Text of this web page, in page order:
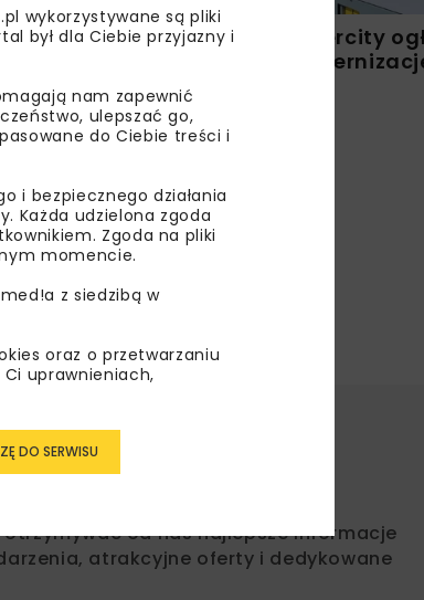
otrzymało ponad 1
PKP Intercity
na
od nas najlepsze informacje
atrakcyjne oferty i dedykowane
wykorzystywane są pliki
był dla Ciebie przyjazny i
nam zapewnić
ulepszać go,
do Ciebie treści i
i bezpiecznego działania
Każda udzielona zgoda
Zgoda na pliki
momencie.
z siedzibą w
oraz o przetwarzaniu
uprawnieniach,
DO SERWISU